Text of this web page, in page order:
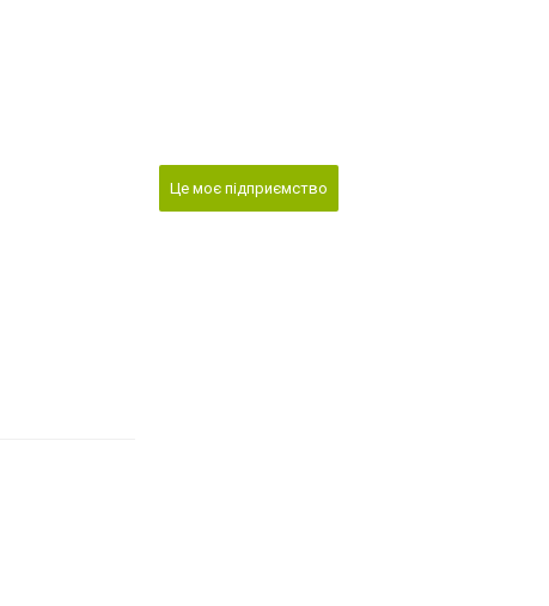
Це моє підприємство